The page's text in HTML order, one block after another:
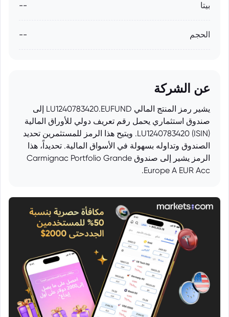
بيتا --
الحجم --
عن الشركة
يشير رمز المنتج المالي LU1240783420.EUFUND إلى
صندوق استثماري يحمل رقم تعريف دولي للأوراق المالية
(ISIN) LU1240783420. ويتيح هذا الرمز للمستثمرين تحديد
الصندوق وتداوله بسهولة في الأسواق المالية. تحديداً، هذا
الرمز يشير إلى صندوق Carmignac Portfolio Grande
Europe A EUR Acc.